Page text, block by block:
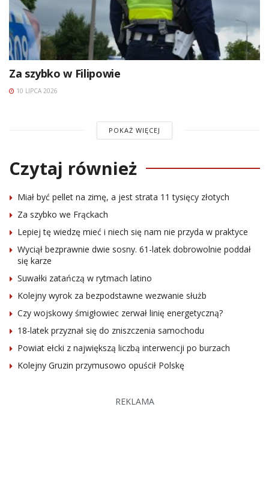
Za szybko w Filipowie
10 LIPCA 2026
POKAŻ WIĘCEJ
Czytaj również
Miał być pellet na zimę, a jest strata 11 tysięcy złotych
Za szybko we Frąckach
Lepiej tę wiedzę mieć i niech się nam nie przyda w praktyce
Wyciął bezprawnie dwie sosny. 61-latek dobrowolnie poddał
się karze
Suwałki zatańczą w rytmach latino
Kolejny wyrok za bezpodstawne wezwanie służb
Czy wojskowy śmigłowiec zerwał linię energetyczną?
18-latek przyznał się do zniszczenia samochodu
Powiat ełcki z największą liczbą interwencji po burzach
Kolejny Gruzin przymusowo opuścił Polskę
REKLAMA